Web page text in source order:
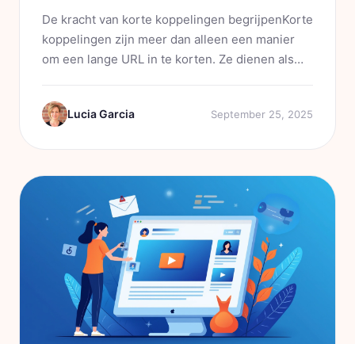
De kracht van korte koppelingen begrijpenKorte
koppelingen zijn meer dan alleen een manier
om een lange URL in te korten. Ze dienen als
publieksbetrokkenheid en
marketingstrategieën. Wanneer u een link
Lucia Garcia September 25, 2025